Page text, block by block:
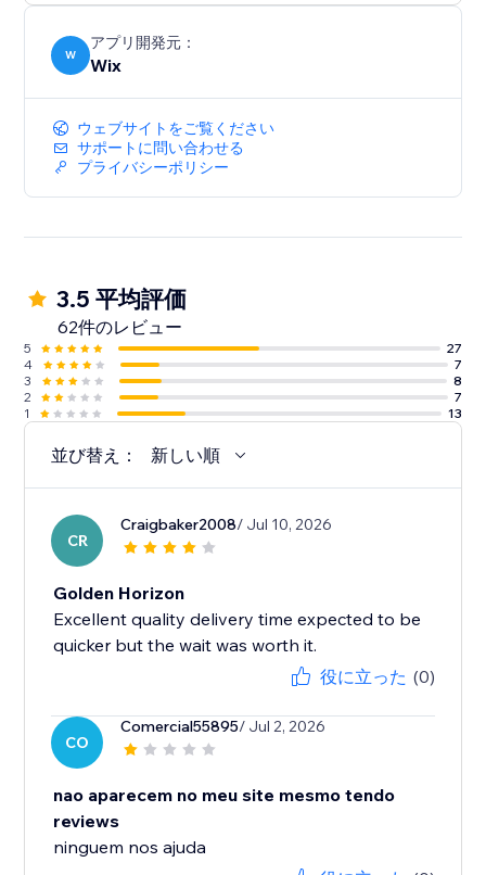
W
アプリ開発元：
Wix
ウェブサイトをご覧ください
サポートに問い合わせる
プライバシーポリシー
3.5 平均評価
62件のレビュー
5
27
4
7
3
8
2
7
1
13
並び替え： 新しい順
CR
Craigbaker2008/ Jul 10, 2026
Golden Horizon
Excellent quality delivery time expected to be
quicker but the wait was worth it.
役に立った (0)
CO
Comercial55895/ Jul 2, 2026
nao aparecem no meu site mesmo tendo
reviews
ninguem nos ajuda